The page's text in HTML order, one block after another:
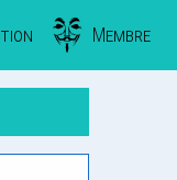
Membre